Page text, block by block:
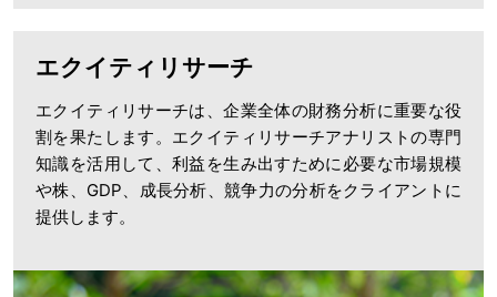
エクイティリサーチ
エクイティリサーチは、企業全体の財務分析に重要な役
割を果たします。エクイティリサーチアナリストの専門
知識を活用して、利益を生み出すために必要な市場規模
や株、GDP、成長分析、競争力の分析をクライアントに
提供します。